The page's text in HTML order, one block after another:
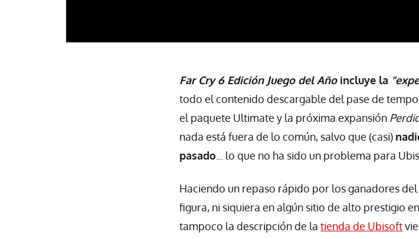
Far Cry 6 Edición Juego del Añoincluye la
todo el contenido descargable del pase de
el paquete Ultimate y la próxima expansión
nada está fuera de lo común, salvo que (casi)
pasado ... lo que no ha sido un problema para
Haciendo un repaso rápido por los ganadores del
figura, ni siquiera en algún sitio de alto prestigio
tampoco la descripción de la tienda de Ubisoft